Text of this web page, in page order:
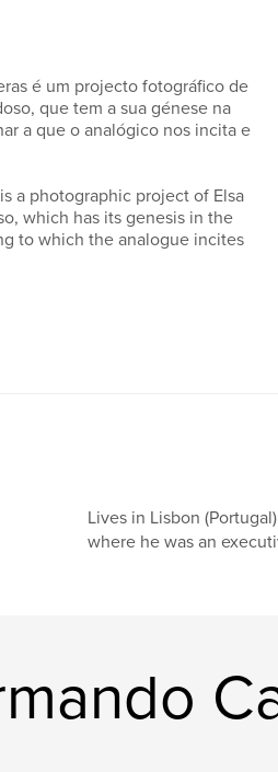
é um projecto fotográfico de
que tem a sua génese na
a que o analógico nos incita e
a photographic project of Elsa
which has its genesis in the
to which the analogue incites
Lives in Lisbon
where he was an